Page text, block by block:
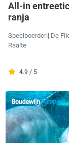
All-in
ranja
Speelboerderij De
Raalte
4.9 / 5